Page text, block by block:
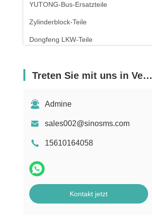
YUTONG-Bus-Ersatzteile
Zylinderblock-Teile
Dongfeng LKW-Teile
Treten Sie mit uns in Verbindung
Admine
sales002@sinosms.com
15610164058
Kontakt jetzt